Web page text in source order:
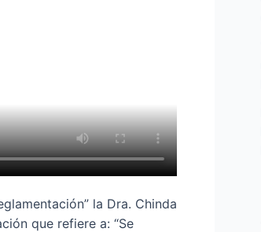
la Dra. Chinda
que refiere a: “Se